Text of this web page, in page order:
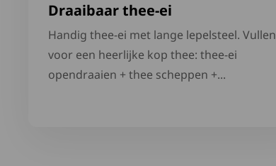
Draaibaar thee-ei
Handig thee-ei met lange lepelsteel. Vullen
voor een heerlijke kop thee: thee-ei
opendraaien + thee scheppen +...